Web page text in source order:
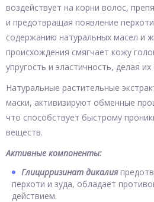
воздействует на корни волос,
и предотвращая появление
содержанию натуральных масел и
происхождения смягчает кожу
упругость и эластичность, делая
Натуральные растительные
маски, активизируют обменные
что способствует быстрому
веществ.
Активные компоненты:
Глицирризинат дикалия
перхоти и зуда, обладает
действием.